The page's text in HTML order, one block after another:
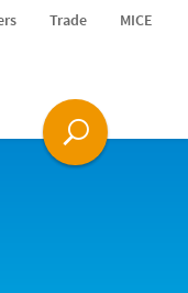
Trade MICE